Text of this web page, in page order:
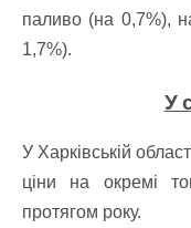
паливо (на 0,7%),
1,7%).
У
У Харківській
ціни на окремі
протягом року.